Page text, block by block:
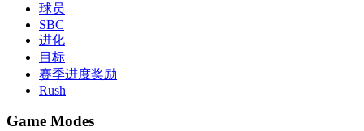
球员
SBC
进化
目标
赛季进度奖励
Rush
Game Modes